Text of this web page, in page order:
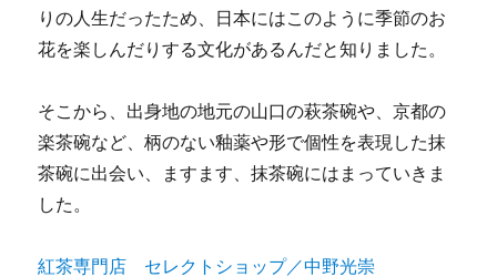
りの人生だったため、日本にはこのように季節のお
花を楽しんだりする文化があるんだと知りました。
そこから、出身地の地元の山口の萩茶碗や、京都の
楽茶碗など、柄のない釉薬や形で個性を表現した抹
茶碗に出会い、ますます、抹茶碗にはまっていきま
した。
紅茶専門店 セレクトショップ／中野光崇